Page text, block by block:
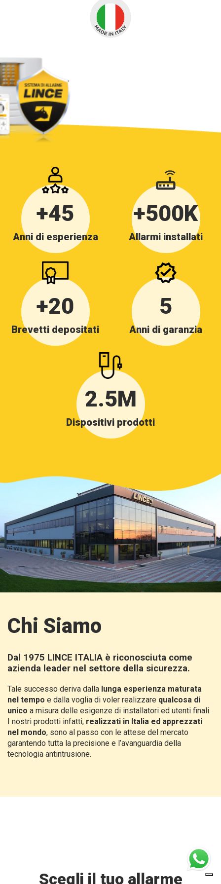
gratuitamente nell’effettuare la pratica corretta.
+45
Anni di esperienza
+500K
Allarmi installati
+20
Brevetti depositati
5
Anni di garanzia
2.5M
Dispositivi prodotti
Chi Siamo
Dal 1975 LINCE ITALIA è riconosciuta come
azienda leader nel settore della sicurezza.
Tale successo deriva dalla lunga esperienza maturata
nel tempo e dalla voglia di voler realizzare qualcosa di
unico a misura delle esigenze di installatori ed utenti finali.
I nostri prodotti infatti, realizzati in Italia ed apprezzati
nel mondo, sono al passo con le attese del mercato
garantendo tutta la precisione e l’avanguardia della
tecnologia antintrusione.
Scegli il tuo allarme